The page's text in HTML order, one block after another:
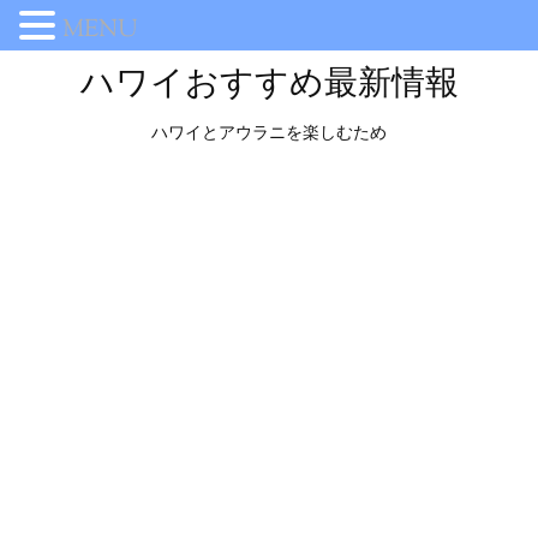
ハワイおすすめ最新情報
ハワイとアウラニを楽しむため
MENU